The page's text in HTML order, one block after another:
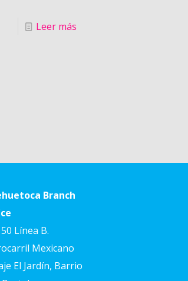
Leer más
Branch
Línea B.
Mexicano
El Jardín, Barrio